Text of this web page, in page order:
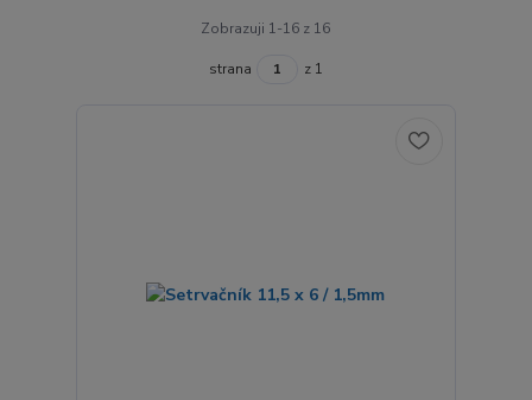
Zobrazuji 1-16 z 16
strana z 1